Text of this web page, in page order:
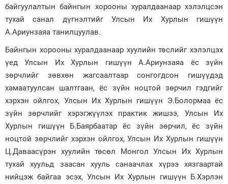
байгуулалтын байнгын хорооны хуралдаанаар хэлэлцсэн
тухай санал дүгнэлтийг Улсын Их Хурлын гишүүн
А.Ариунзаяа танилцуулав.
Байнгын хорооны хуралдаанаар хуулийн төслийг хэлэлцэх
үед Улсын Их Хурлын гишүүн А.Ариунзаяа ёс зүйн
зөрчлийг зөвхөн жагсаалтаар сонгогдсон гишүүдэд
хамаатуулсан шалтгаан, ёс зүйн ноцтой зөрчил гэдгийг
хэрхэн ойлгох, Улсын Их Хурлын гишүүн Э.Болормаа ёс
зүйн зөрчлийг хэрэгжүүлэх практик жишээ, Улсын Их
Хурлын гишүүн Б.Баярбаатар ёс зүйн зөрчил, ёс зүйн
ноцтой зөрчлийг хэрхэн ойлгох, Улсын Их Хурлын гишүүн
Ц.Даваасүрэн хуулийн төсөл Монгол Улсын Их Хурлын
тухай хуульд заасан хууль санаачлах хүрээ хязгаартай
нийцэж байгаа эсэх, Улсын Их Хурлын гишүүн Б.Хэрлэн